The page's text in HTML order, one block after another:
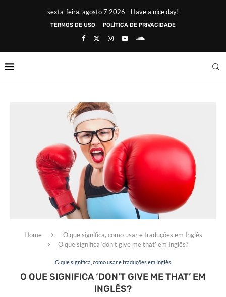
sexta-feira, agosto 7 2026 - Have a nice day!
TERMOS DE USO POLÍTICA DE PRIVACIDADE
Home
O que significa, como usar e traduções em Inglês
O que significa ‘don’t give me that’ em Inglês?
O que significa, como usar e traduções em Inglês
O QUE SIGNIFICA ‘DON’T GIVE ME THAT’ EM
INGLÊS?